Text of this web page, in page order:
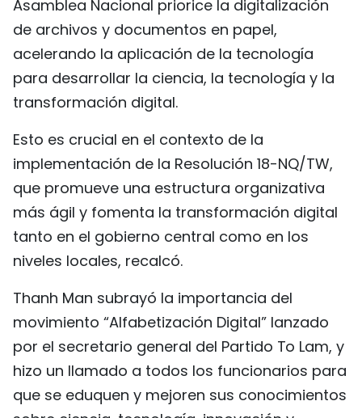
Asamblea Nacional priorice la digitalización
de archivos y documentos en papel,
acelerando la aplicación de la tecnología
para desarrollar la ciencia, la tecnología y la
transformación digital.
Esto es crucial en el contexto de la
implementación de la Resolución 18-NQ/TW,
que promueve una estructura organizativa
más ágil y fomenta la transformación digital
tanto en el gobierno central como en los
niveles locales, recalcó.
Thanh Man subrayó la importancia del
movimiento “Alfabetización Digital” lanzado
por el secretario general del Partido To Lam, y
hizo un llamado a todos los funcionarios para
que se eduquen y mejoren sus conocimientos